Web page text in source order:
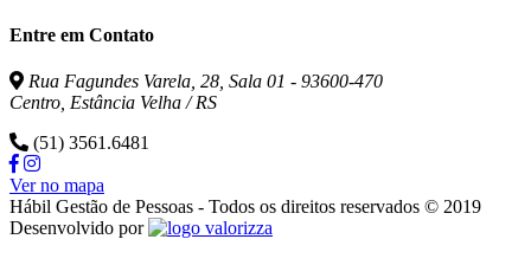
Entre em Contato
Rua Fagundes Varela, 28, Sala 01 - 93600-470
Centro, Estância Velha / RS
(51) 3561.6481
Ver no mapa
Hábil Gestão de Pessoas - Todos os direitos reservados © 2019
Desenvolvido por